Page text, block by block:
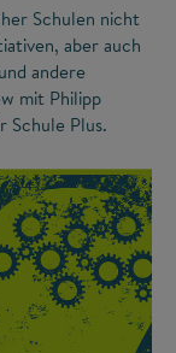
Schulen nicht
aber auch
andere
mit Philipp
Schule Plus.